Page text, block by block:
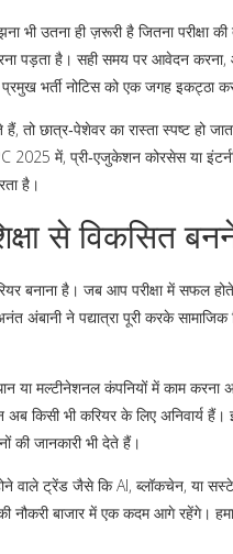
भी उतना ही ज़रूरी है जितना
पड़ता है। सही समय पर आवेदन करना,
प्रमुख भर्ती नोटिस को एक जगह
हैं, तो छात्र‑पेशेवर का रास्ता स्पष्ट
2025 में, प्री‑एजुकेशन कोरसेस या
है।
से विकसित
बनाना है। जब आप परीक्षा में सफल
ने पद्यात्रा पूरी करके सामाजिक
या मल्टीनेशनल कंपनियों में काम
किसी भी करियर के लिए अनिवार्य हैं।
की जानकारी भी देते हैं।
वाले ट्रेंड जैसे कि AI, ब्लॉकचेन, या
नौकरी बाजार में एक कदम आगे रहेंगे।